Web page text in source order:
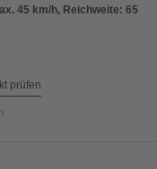
45 km/h, Reichweite: 65
prüfen